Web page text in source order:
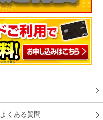
よくある質問